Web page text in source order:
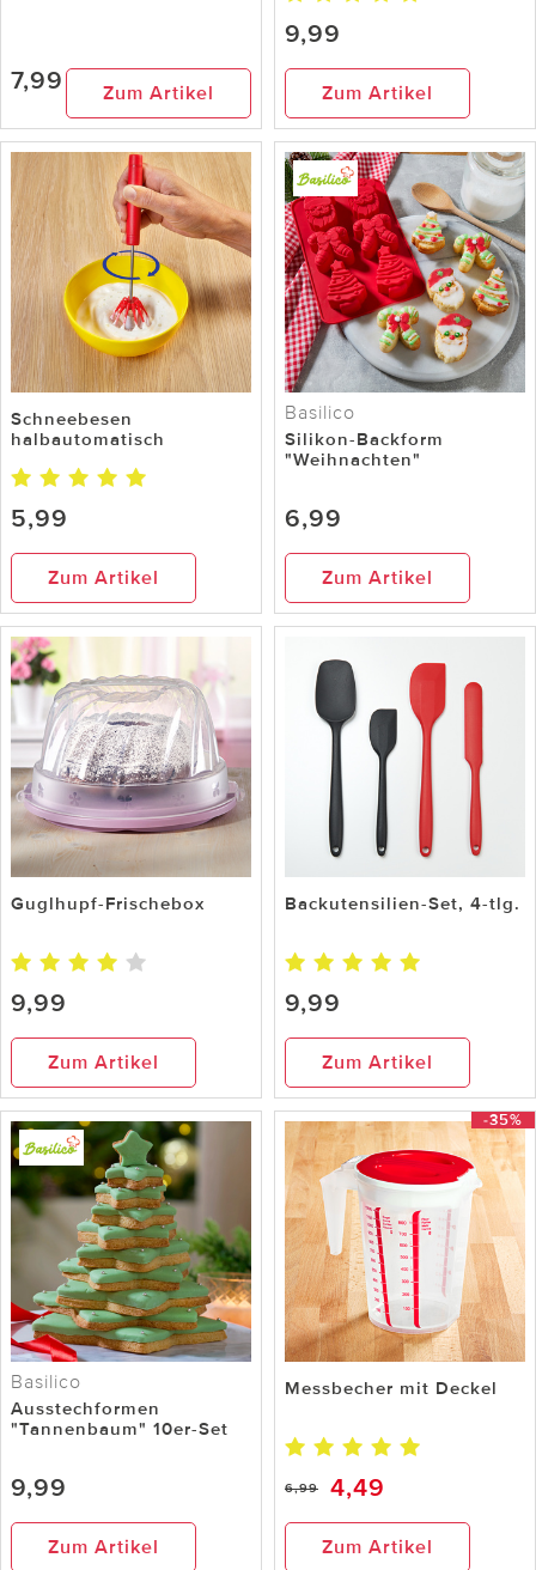
7,99 Zum Artikel
9,99
Zum Artikel
Schneebesen
halbautomatisch
5,99
Zum Artikel
Basilico
Silikon-Backform
"Weihnachten"
6,99
Zum Artikel
Guglhupf-Frischebox
9,99
Zum Artikel
Backutensilien-Set, 4-tlg.
9,99
Zum Artikel
Basilico
Ausstechformen
"Tannenbaum" 10er-Set
9,99
Zum Artikel
-35%
Messbecher mit Deckel
6,99 4,49
Zum Artikel